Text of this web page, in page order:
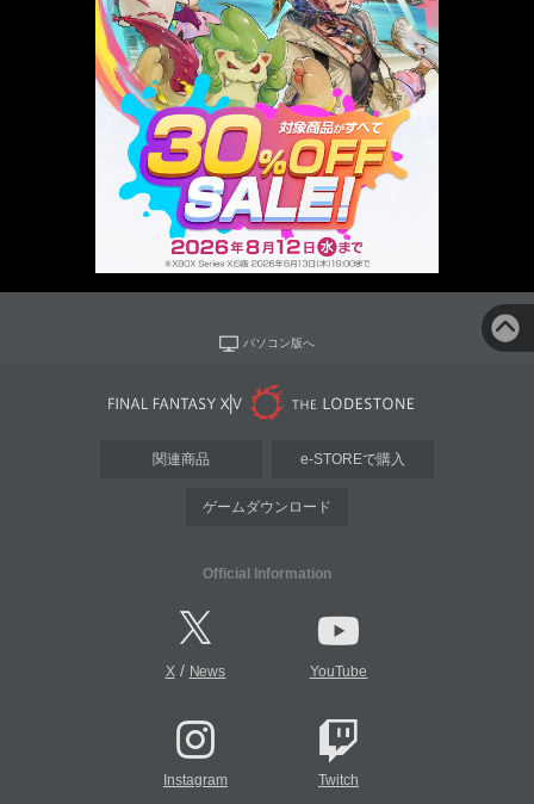
パソコン版へ
関連商品 e-STOREで購入
ゲームダウンロード
Official Information
X/ News YouTube
Instagram Twitch